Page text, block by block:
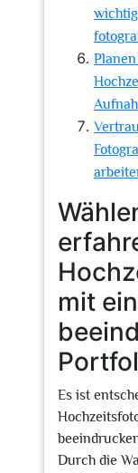
mit
Es ist
Durch die